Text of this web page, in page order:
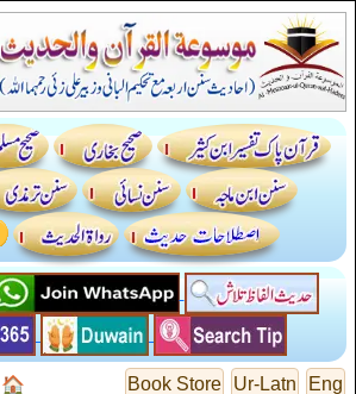
Eng
Ur-Latn
Book Store
🏠